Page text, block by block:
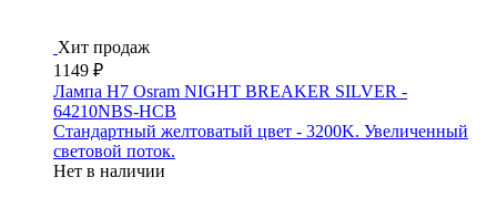
Хит продаж
1149 ₽
Лампа H7 Osram NIGHT BREAKER SILVER -
64210NBS-HCB
Стандартный желтоватый цвет - 3200K. Увеличенный
световой поток.
Нет в наличии